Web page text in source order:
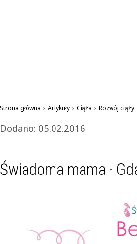
Strona główna › Artykuły › Ciąża › Rozwój ciąży
Dodano: 05.02.2016
Świadoma mama -